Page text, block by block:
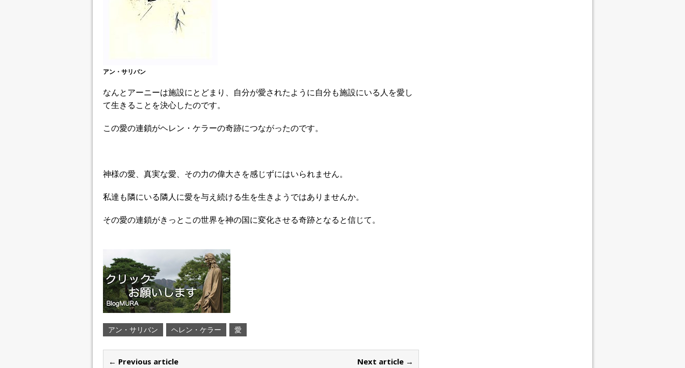
アン・サリバン
なんとアーニーは施設にとどまり、自分が愛されたように自分も施設にいる人を愛し
て生きることを決心したのです。
この愛の連鎖がヘレン・ケラーの奇跡につながったのです。
神様の愛、真実な愛、その力の偉大さを感じずにはいられません。
私達も隣にいる隣人に愛を与え続ける生を生きようではありませんか。
その愛の連鎖がきっとこの世界を神の国に変化させる奇跡となると信じて。
アン・サリバン ヘレン・ケラー 愛
← Previous article Next article →